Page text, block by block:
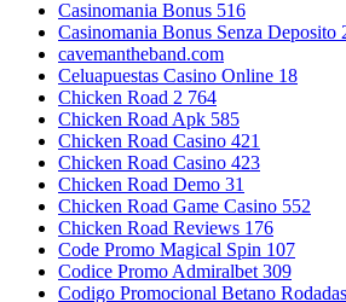
Casinomania Bonus 516
Casinomania Bonus Senza Deposito
cavemantheband.com
Celuapuestas Casino Online 18
Chicken Road 2 764
Chicken Road Apk 585
Chicken Road Casino 421
Chicken Road Casino 423
Chicken Road Demo 31
Chicken Road Game Casino 552
Chicken Road Reviews 176
Code Promo Magical Spin 107
Codice Promo Admiralbet 309
Codigo Promocional Betano